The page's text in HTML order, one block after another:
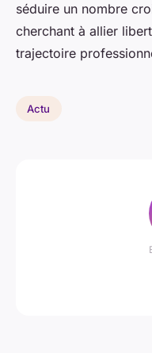
séduire un nombre
cherchant à allier
trajectoire
Actu